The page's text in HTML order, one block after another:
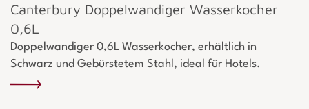
Canterbury Doppelwandiger Wasserkocher
0,6L
Doppelwandiger 0,6L Wasserkocher, erhältlich in
Schwarz und Gebürstetem Stahl, ideal für Hotels.